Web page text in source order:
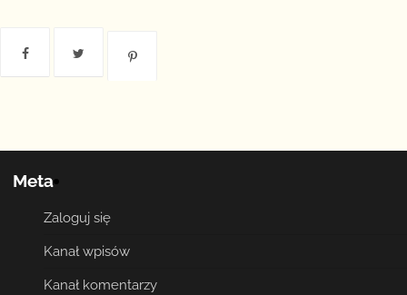
Meta
Zaloguj się
Kanał wpisów
Kanał komentarzy